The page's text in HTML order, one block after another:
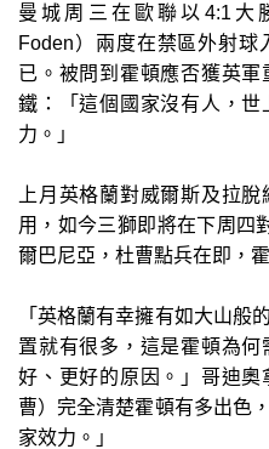
曼城周三在歐聯以4:1大
Foden）兩度在禁區外射
已。被問到霍頓應否獲英
鐵：「這個國家沒有人，
力。」
上月英格蘭對威爾斯及拉
用，如今三獅即將在下周四
爾巴尼亞，杜曹點兵在即，
「英格蘭有幸擁有如大山般
置就有很多，這是霍頓為
好、更好的原因。」哥迪
曹）完全清楚霍頓有多出色
家效力。」